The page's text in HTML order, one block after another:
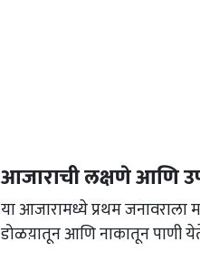
आजाराची लक्षणे आणि
या आजारामध्ये प्रथम
डोळय़ातून आणि नाकातून पाणी